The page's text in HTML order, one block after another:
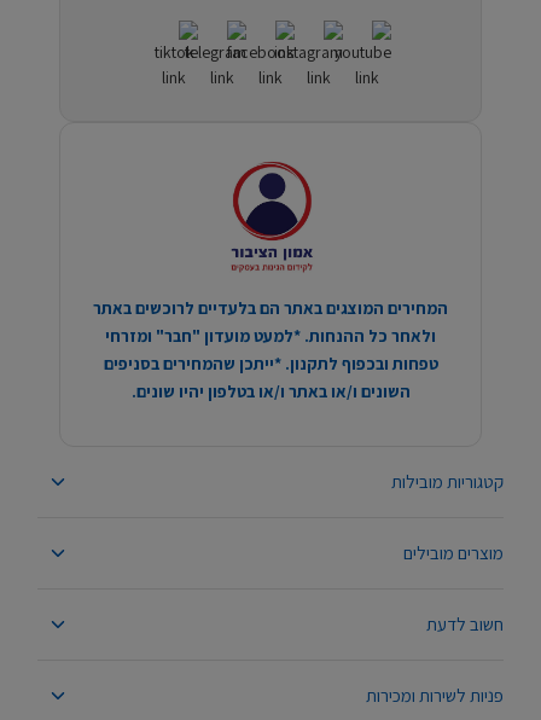
קטגוריות מובילות
מוצרים מובילים
חשוב לדעת
פניות לשירות ומכירות
המחירים המוצגים באתר הם בלעדיים לרוכשים באתר
ולאחר כל ההנחות. *למעט מועדון "חבר" ומזרחי
טפחות ובכפוף לתקנון. *ייתכן שהמחירים בסניפים
השונים ו/או באתר ו/או בטלפון יהיו שונים.